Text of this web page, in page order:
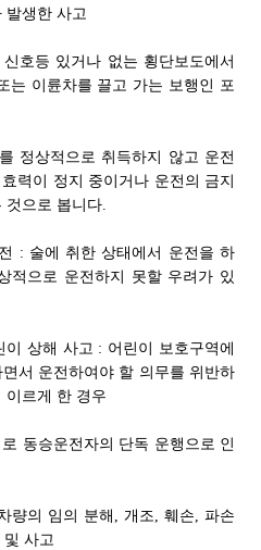
발생한 사고
호등 있거나 없는 횡단보도에서
는 이륜차를 끌고 가는 보행인 포
정상적으로 취득하지 않고 운전
력이 정지 중이거나 운전의 금지
것으로 봅니다.
: 술에 취한 상태에서 운전을 하
적으로 운전하지 못할 우려가 있
상해 사고 : 어린이 보호구역에
서 운전하여야 할 의무를 위반하
이르게 한 경우
동승운전자의 단독 운행으로 인
의 임의 분해, 개조, 훼손, 파손
및 사고